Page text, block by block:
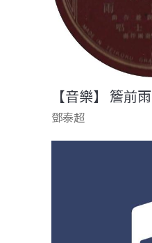
【音樂】 簷前雨
鄧泰超